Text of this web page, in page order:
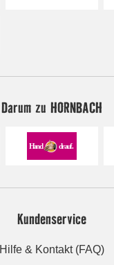
Darum zu HORNBACH
Kundenservice
Hilfe & Kontakt (FAQ)